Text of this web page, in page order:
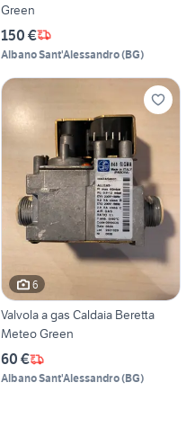
Green
150 €
Albano Sant'Alessandro(BG)
6
Valvola a gas Caldaia Beretta
Meteo Green
60 €
Albano Sant'Alessandro(BG)